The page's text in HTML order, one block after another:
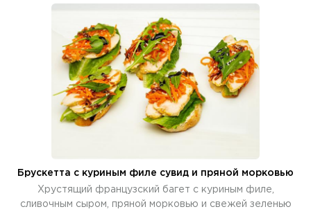
Брускетта с куриным филе сувид и пряной морковью
Хрустящий французский багет с куриным филе,
сливочным сыром, пряной морковью и свежей зеленью